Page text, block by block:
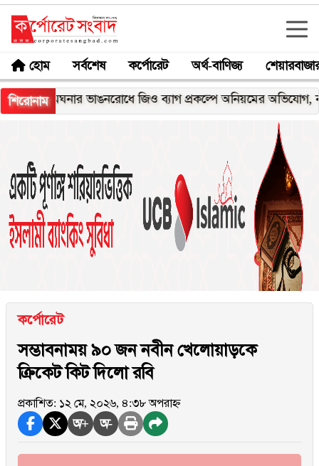
হোম সর্বশেষ কর্পোরেট অর্থ-বাণিজ্য
শিরোনাম
মেঘনার ভাঙনরোধে জিও ব্যাগ প্রকল্পে অনিয়মের অভিযোগ, নদীরকূলে
কর্পোরেট
সম্ভাবনাময় ৯০ জন নবীন খেলোয়াড়কে
ক্রিকেট কিট দিলো রবি
প্রকাশিত: ১২ মে, ২০২৬, ৪:৩৮ অপরাহ্ন
অ+ অ-